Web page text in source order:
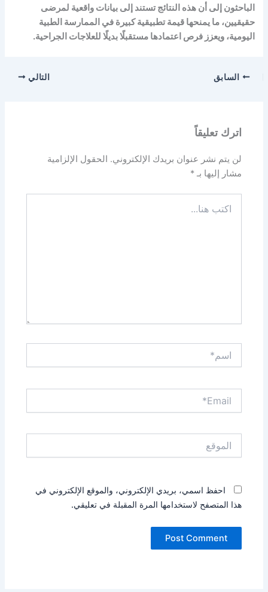
الباحثون إلى أن هذه النتائج تستند إلى بيانات واقعية لمرضى
حقيقيين، ما يمنحها قيمة تطبيقية كبيرة في الممارسة الطبية
اليومية، ويعزز فرص اعتمادها مستقبلًا بديلًا للعلاجات الجراحية.
السابق التالي
اترك تعليقاً
لن يتم نشر عنوان بريدك الإلكتروني.
الحقول الإلزامية
مشار إليها بـ*
هنا...
احفظ اسمي، بريدي الإلكتروني، والموقع الإلكتروني في
هذا المتصفح لاستخدامها المرة المقبلة في تعليقي.